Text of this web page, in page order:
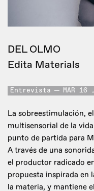
DEL OLMO
Edita Materials
Entrevista MAR 16
La sobreestimulación,
multisensorial de la
punto de partida para
A través de una
el productor radicado
propuesta inspirada en
la materia, y mantiene